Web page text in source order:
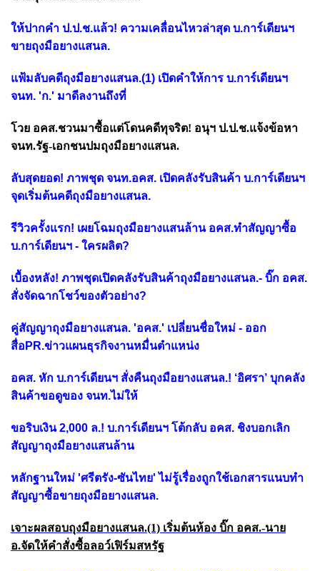
ให้ปากคำ ป.ป.ช.แล้ว! ความเคลื่อนไหวล่าสุด บ.การ์เดียนฯ
ขายถุงมือยางแสนล.
แฟ้มลับคดีถุงมือยางแสนล.(1) เปิดคำให้การ บ.การ์เดียนฯ
จนท. 'ก.' มาดีลงานถึงที่
โวย อคส.ชวนมาซื้อแต่โดนคดีทุจริต! อนุฯ ป.ป.ช.แจ้งข้อหา
จนท.รัฐ-เอกชนปมถุงมือยางแสนล.
ลับสุดยอด! ภาพชุด จนท.อคส. เปิดคลังรับสินค้า บ.การ์เดียนฯ
จุดเริ่มต้นคดีถุงมือยางแสนล.
รีวิวครั้งแรก! เผยโฉมถุงมือยางแสนล้าน อคส.ทำสัญญาซื้อ
บ.การ์เดียนฯ - ใครผลิต?
เบื้องหลัง! ภาพชุดเปิดคลังรับสินค้าถุงมือยางแสนล.- บิ๊ก อคส.
สั่งจัดฉากโชว์ของตัวอย่าง?
คู่สัญญาถุงมือยางแสนล. 'อคส.' เปลี่ยนชื่อใหม่ - ออก
สื่อPR.ข่าวแผนธุรกิจงานหมื่นตำแหน่ง
อคส. หัก บ.การ์เดียนฯ สั่งคืนถุงมือยางแสนล.! ‘อิศรา’ บุกคลัง
สินค้าขอดูของ จนท.ไม่ให้
ขอริบเงิน 2,000 ล.! บ.การ์เดียนฯ โต้กลับ อคส. ชิงบอกเลิก
สัญญาถุงมือยางแสนล้าน
หลักฐานใหม่ 'ศรีตรัง-ซันไทย' ไม่รู้เรื่องถูกใช้เอกสารแนบทำ
สัญญาซื้อขายถุงมือยางแสนล.
เจาะผลสอบถุงมือยางแสนล.(1) เริ่มต้นห้อง บิ๊ก อคส.-นาย
อ.จัดให้คำสั่งซื้อลอว์เฟิร์มสหรัฐ